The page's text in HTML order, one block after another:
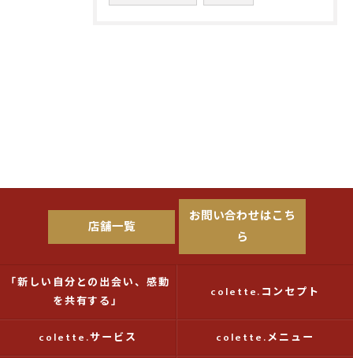
店舗一覧
お問い合わせはこち
ら
「新しい自分との出会い、感動
を共有する」
colette.コンセプト
colette.サービス colette.メニュー